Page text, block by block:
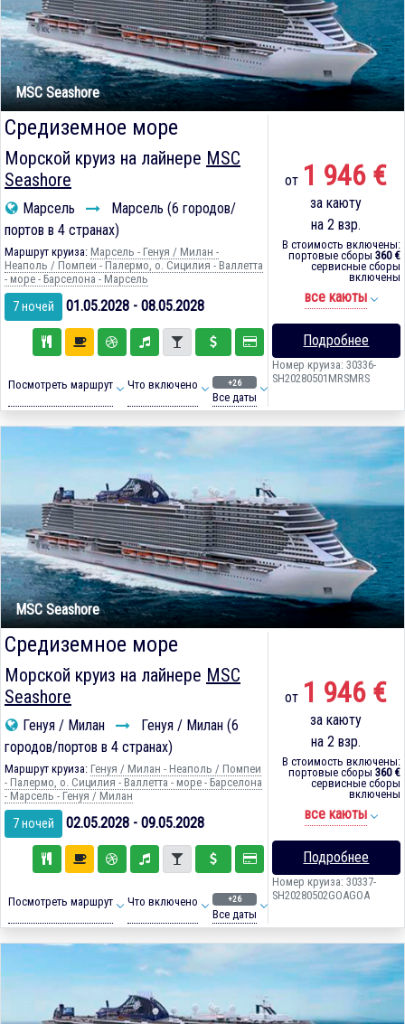
MSC Seashore
Средиземное море
Морской круиз на лайнере MSC
Seashore
Марсель
Марсель (6 городов/
портов в 4 странах)
Маршрут круиза: Марсель - Генуя / Милан -
Неаполь / Помпеи - Палермо, о. Сицилия - Валлетта
- море - Барселона - Марсель
7 ночей 01.05.2028 - 08.05.2028
Посмотреть маршрут Что включено +26
Все даты
от 1 946 €
за каюту
на 2 взр.
В стоимость включены:
портовые сборы 360 €
сервисные сборы
включены
все каюты
Подробнее
Номер круиза: 30336-
SH20280501MRSMRS
MSC Seashore
Средиземное море
Морской круиз на лайнере MSC
Seashore
Генуя / Милан
Генуя / Милан (6
городов/портов в 4 странах)
Маршрут круиза: Генуя / Милан - Неаполь / Помпеи
- Палермо, о. Сицилия - Валлетта - море - Барселона
- Марсель - Генуя / Милан
7 ночей 02.05.2028 - 09.05.2028
Посмотреть маршрут Что включено +26
Все даты
от 1 946 €
за каюту
на 2 взр.
В стоимость включены:
портовые сборы 360 €
сервисные сборы
включены
все каюты
Подробнее
Номер круиза: 30337-
SH20280502GOAGOA